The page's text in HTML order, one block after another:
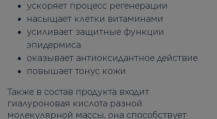
ускоряет процесс регенерации
насыщает клетки витаминами
усиливает защитные функции
эпидермиса
оказывает антиоксидантное действие
повышает тонус кожи
Также в состав продукта входит
гиалуроновая кислота разной
молекулярной массы, она способствует